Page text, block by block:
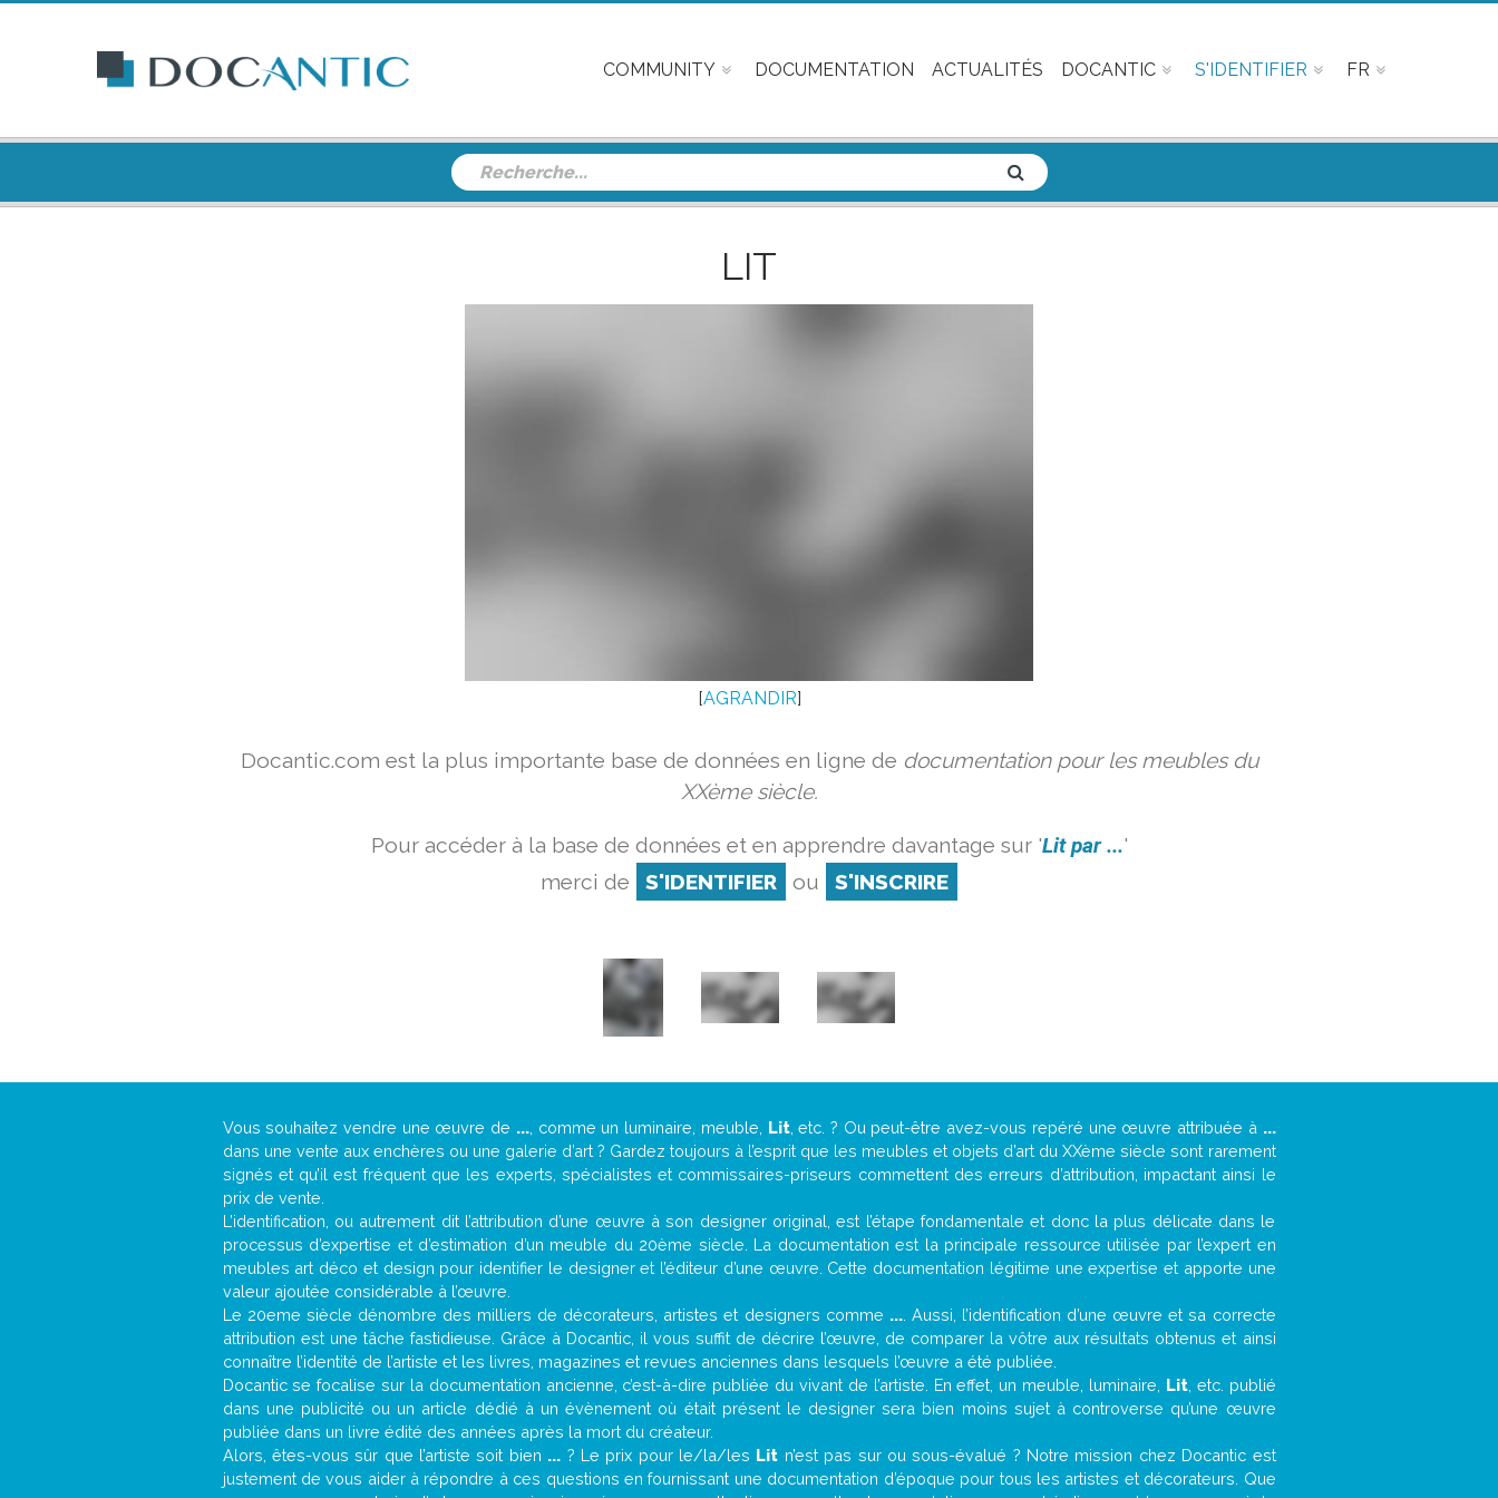
COMMUNITY DOCUMENTATION ACTUALITÉS DOCANTIC S'IDENTIFIER FR
LIT
[AGRANDIR]
Docantic.com est la plus importante base de données en ligne de documentation pour les meubles du
XXème siècle.
Pour accéder à la base de données et en apprendre davantage sur 'Lit par ...'
merci de
S'IDENTIFIER ou S'INSCRIRE
Vous souhaitez vendre une œuvre de ..., comme un luminaire, meuble, Lit, etc. ? Ou peut-être avez-vous repéré une œuvre attribuée à ...
dans une vente aux enchères ou une galerie d’art ? Gardez toujours à l’esprit que les meubles et objets d’art du XXème siècle sont rarement
signés et qu’il est fréquent que les experts, spécialistes et commissaires-priseurs commettent des erreurs d’attribution, impactant ainsi le
prix de vente.
L’identification, ou autrement dit l’attribution d’une œuvre à son designer original, est l’étape fondamentale et donc la plus délicate dans le
processus d’expertise et d’estimation d’un meuble du 20ème siècle. La documentation est la principale ressource utilisée par l’expert en
meubles art déco et design pour identifier le designer et l’éditeur d’une œuvre. Cette documentation légitime une expertise et apporte une
valeur ajoutée considérable à l’œuvre.
Le 20eme siècle dénombre des milliers de décorateurs, artistes et designers comme .... Aussi, l’identification d’une œuvre et sa correcte
attribution est une tâche fastidieuse. Grâce à Docantic, il vous suffit de décrire l’œuvre, de comparer la vôtre aux résultats obtenus et ainsi
connaître l’identité de l’artiste et les livres, magazines et revues anciennes dans lesquels l’œuvre a été publiée.
Docantic se focalise sur la documentation ancienne, c’est-à-dire publiée du vivant de l’artiste. En effet, un meuble, luminaire, Lit, etc. publié
dans une publicité ou un article dédié à un évènement où était présent le designer sera bien moins sujet à controverse qu’une œuvre
publiée dans un livre édité des années après la mort du créateur.
Alors, êtes-vous sûr que l’artiste soit bien ... ? Le prix pour le/la/les Lit n’est pas sur ou sous-évalué ? Notre mission chez Docantic est
justement de vous aider à répondre à ces questions en fournissant une documentation d’époque pour tous les artistes et décorateurs. Que